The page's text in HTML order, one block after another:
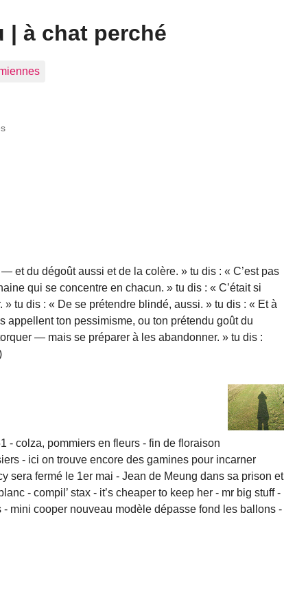
| à chat perché
et du dégoût aussi et de la colère. » tu dis : « C’est pas
qui se concentre en chacun. » tu dis : « C’était si
tu dis : « De se prétendre blindé, aussi. » tu dis : « Et à
appellent ton pessimisme, ou ton prétendu goût du
— mais se préparer à les abandonner. » tu dis :
- colza, pommiers en fleurs - fin de floraison
- ici on trouve encore des gamines pour incarner
sera fermé le 1er mai - Jean de Meung dans sa prison et
- compil’ stax - it’s cheaper to keep her - mr big stuff -
mini cooper nouveau modèle dépasse fond les ballons -